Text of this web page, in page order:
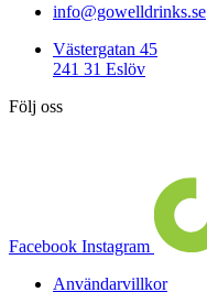
info@gowelldrinks.se
Västergatan 45
241 31 Eslöv
Följ oss
Facebook Instagram
Användarvillkor